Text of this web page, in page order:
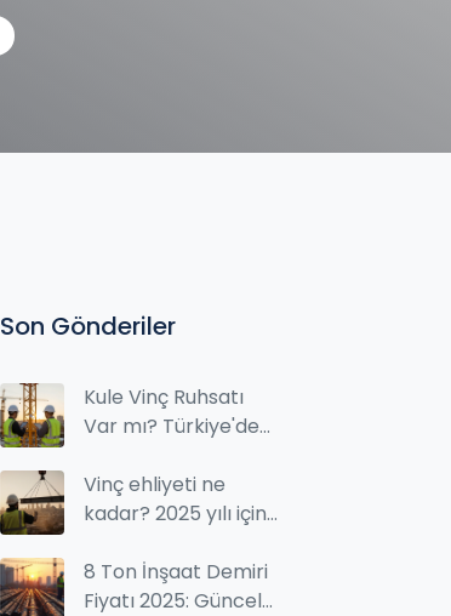
Son Gönderiler
Kule Vinç Ruhsatı
Var mı? Türkiye'de
İzinleri ve
Gereklilikler
Vinç ehliyeti ne
kadar? 2025 yılı için
şartlar
8 Ton İnşaat Demiri
Fiyatı 2025: Güncel